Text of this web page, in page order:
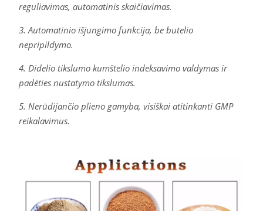
reguliavimas, automatinis skaičiavimas.
3. Automatinio išjungimo funkcija, be butelio
nepripildymo.
4. Didelio tikslumo kumštelio indeksavimo valdymas ir
padėties nustatymo tikslumas.
5. Nerūdijančio plieno gamyba, visiškai atitinkanti GMP
reikalavimus.